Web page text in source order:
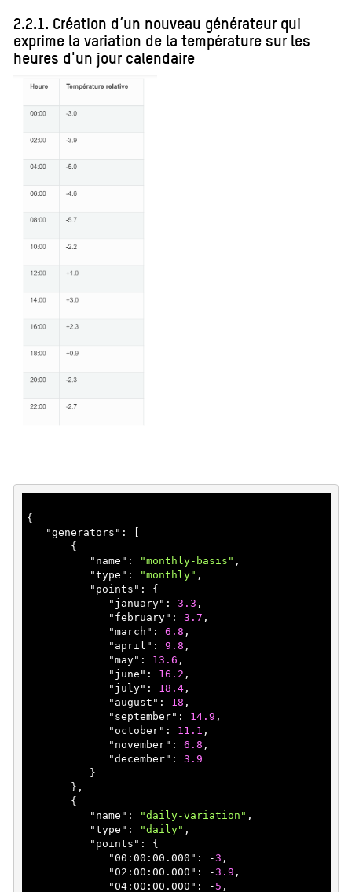
2.2.1. Création d’un nouveau générateur qui
exprime la variation de la température sur les
heures d'un jour calendaire
{
   "
generators ":
          "
name ": "monthly-basis" ,
          "
type ": "monthly" ,
          "
points ": {
             "
january": 3.3 ,
             "
february": 3.7 ,
             "
march ": 6.8 ,
             "
april ": 9.8 ,
             "
may": 13.6 ,
             "
june ": 16.2 ,
             "
july": 18.4 ,
             "
august ": 18 ,
             "
september": 14.9 ,
             "
october": 11.1 ,
             "
november": 6.8 ,
             "
december": 3.9
}
},
          "
name ": "daily-variation" ,
          "
type ": "daily" ,
          "
points ": {
             "
00:00:00.000 ": -3 ,
             "
02:00:00.000 ": -3.9 ,
             "
04:00:00.000 ": - 5 ,